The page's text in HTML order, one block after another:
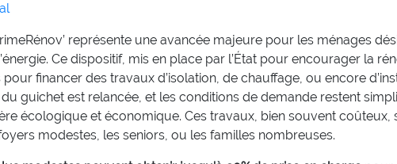
représente une avancée majeure pour les ménages
Ce dispositif, mis en place par l’État pour encourager la
pour financer des travaux d’isolation, de chauffage, ou encore
guichet est relancée, et les conditions de demande restent
écologique et économique. Ces travaux, bien souvent
modestes, les seniors, ou les familles nombreuses.